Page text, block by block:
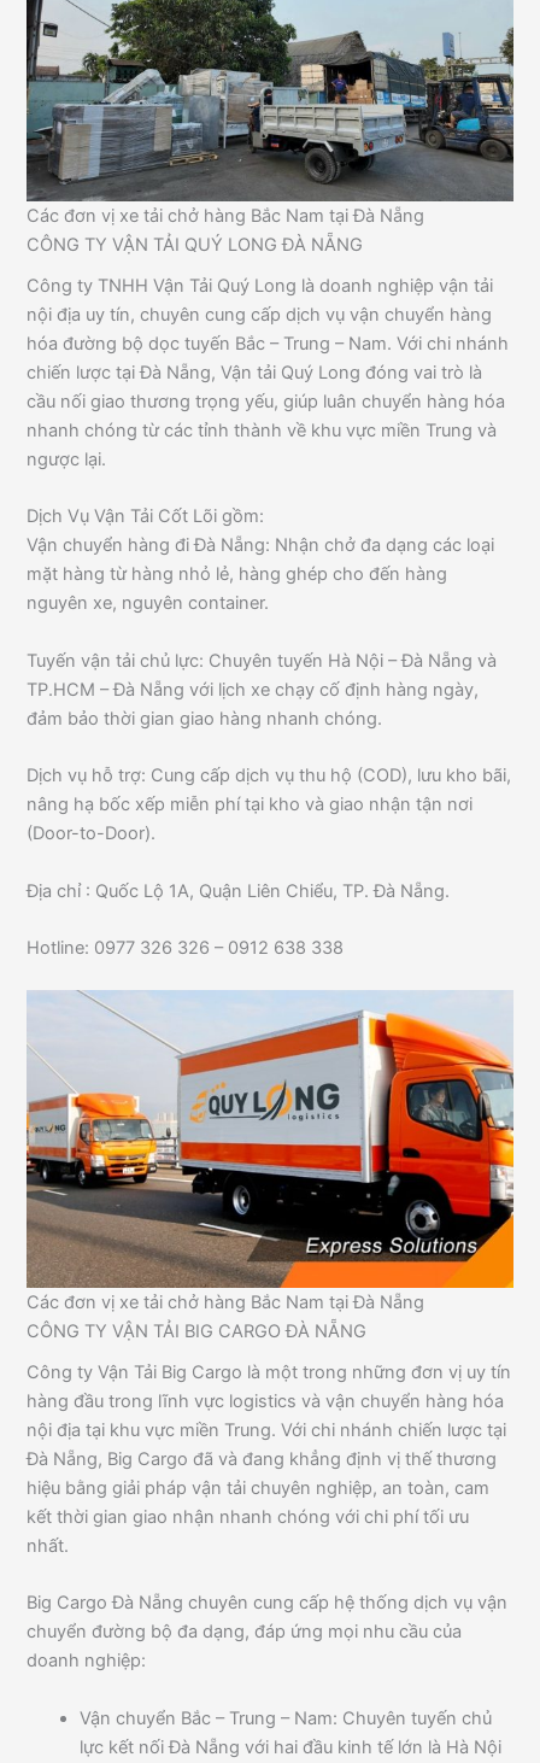
Các đơn vị xe tải chở hàng Bắc Nam tại Đà Nẵng
CÔNG TY VẬN TẢI QUÝ LONG ĐÀ NẴNG
Công ty TNHH Vận Tải Quý Long là doanh nghiệp vận tải
nội địa uy tín, chuyên cung cấp dịch vụ vận chuyển hàng
hóa đường bộ dọc tuyến Bắc – Trung – Nam. Với chi nhánh
chiến lược tại Đà Nẵng, Vận tải Quý Long đóng vai trò là
cầu nối giao thương trọng yếu, giúp luân chuyển hàng hóa
nhanh chóng từ các tỉnh thành về khu vực miền Trung và
ngược lại.
Dịch Vụ Vận Tải Cốt Lõi gồm:
Vận chuyển hàng đi Đà Nẵng: Nhận chở đa dạng các loại
mặt hàng từ hàng nhỏ lẻ, hàng ghép cho đến hàng
nguyên xe, nguyên container.
Tuyến vận tải chủ lực: Chuyên tuyến Hà Nội – Đà Nẵng và
TP.HCM – Đà Nẵng với lịch xe chạy cố định hàng ngày,
đảm bảo thời gian giao hàng nhanh chóng.
Dịch vụ hỗ trợ: Cung cấp dịch vụ thu hộ (COD), lưu kho bãi,
nâng hạ bốc xếp miễn phí tại kho và giao nhận tận nơi
(Door-to-Door).
Địa chỉ : Quốc Lộ 1A, Quận Liên Chiểu, TP. Đà Nẵng.
Hotline: 0977 326 326 – 0912 638 338
Các đơn vị xe tải chở hàng Bắc Nam tại Đà Nẵng
CÔNG TY VẬN TẢI BIG CARGO ĐÀ NẴNG
Công ty Vận Tải Big Cargo là một trong những đơn vị uy tín
hàng đầu trong lĩnh vực logistics và vận chuyển hàng hóa
nội địa tại khu vực miền Trung. Với chi nhánh chiến lược tại
Đà Nẵng, Big Cargo đã và đang khẳng định vị thế thương
hiệu bằng giải pháp vận tải chuyên nghiệp, an toàn, cam
kết thời gian giao nhận nhanh chóng với chi phí tối ưu
nhất.
Big Cargo Đà Nẵng chuyên cung cấp hệ thống dịch vụ vận
chuyển đường bộ đa dạng, đáp ứng mọi nhu cầu của
doanh nghiệp:
Vận chuyển Bắc – Trung – Nam: Chuyên tuyến chủ
lực kết nối Đà Nẵng với hai đầu kinh tế lớn là Hà Nội